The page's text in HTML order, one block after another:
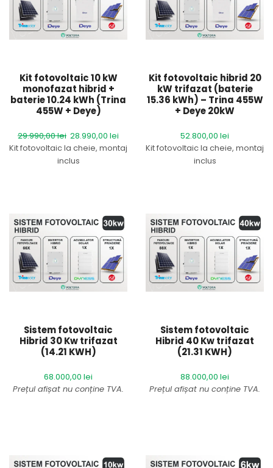
Comenzi telefonice:+40
793 909 099
Timp de livrare:aproximativ
5 zile lucrătoare
Comenzi telefonice:+40
793 909 099
Timp de livrare:aproximativ
5 zile lucrătoare
Kit fotovoltaic 10 kW
monofazat hibrid +
baterie 10.24 kWh (Trina
455W + Deye)
29.990,00lei 28.990,00 lei
Kit fotovoltaic la cheie, montaj
inclus
Garanție sistem:
2 ani
oferită de Voltora
Comenzi telefonice:+40
793 909 099
Timp de livrare:aproximativ
5 zile lucrătoare
Kit fotovoltaic hibrid 20
kW trifazat (baterie
15.36 kWh) – Trina 455W
+ Deye 20kW
52.800,00 lei
Kit fotovoltaic la cheie, montaj
inclus
Garanție sistem:
2 ani
oferită de Voltora
Comenzi telefonice:+40
793 909 099
Timp de livrare:aproximativ
5 zile lucrătoare
Sistem fotovoltaic
Hibrid 30 Kw trifazat
(14.21 KWH)
68.000,00 lei
Prețul afișat nu conține TVA.
Sistem fotovoltaic
Hibrid 40 Kw trifazat
(21.31 KWH)
88.000,00 lei
Prețul afișat nu conține TVA.